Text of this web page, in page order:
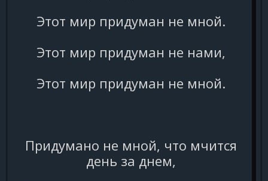
Этот мир придуман не мной.
Этот мир придуман не нами,
Этот мир придуман не мной.
Придумано не мной, что мчится
день за днем,